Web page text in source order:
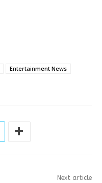
Entertainment News
Next article